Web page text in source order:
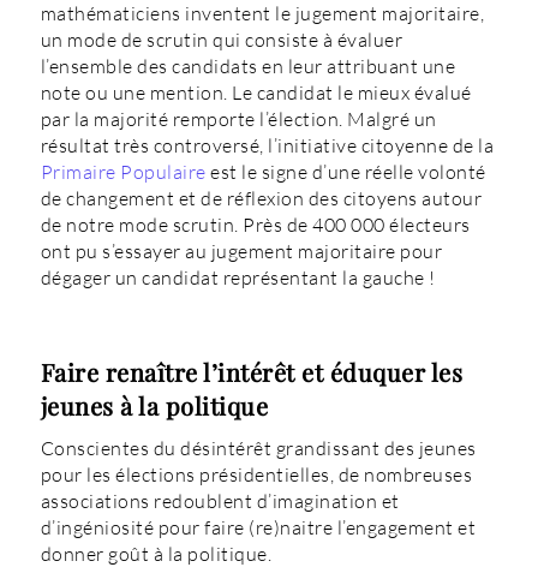
mathématiciens inventent le jugement majoritaire,
un mode de scrutin qui consiste à évaluer
l’ensemble des candidats en leur attribuant une
note ou une mention. Le candidat le mieux évalué
par la majorité remporte l’élection. Malgré un
résultat très controversé, l’initiative citoyenne de la
Primaire Populaire est le signe d’une réelle volonté
de changement et de réflexion des citoyens autour
de notre mode scrutin. Près de 400 000 électeurs
ont pu s’essayer au jugement majoritaire pour
dégager un candidat représentant la gauche !
Faire renaître l’intérêt et éduquer les
jeunes à la politique
Conscientes du désintérêt grandissant des jeunes
pour les élections présidentielles, de nombreuses
associations redoublent d’imagination et
d’ingéniosité pour faire (re)naitre l’engagement et
donner goût à la politique.